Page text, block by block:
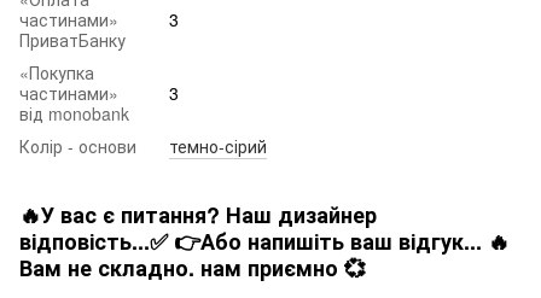
частинами»
ПриватБанку
3
«Покупка
частинами»
від monobank
3
Колір - основи темно-сірий
🔥У вас є питання? Наш дизайнер
відповість...✅ 👉Або напишіть ваш відгук... 🔥
Вам не складно. нам приємно 💞